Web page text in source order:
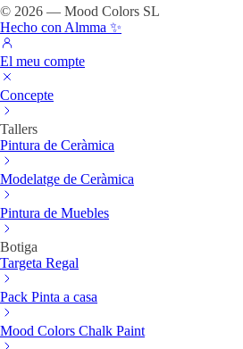
© 2026 — Mood Colors SL
Hecho con Almma ✨
El meu compte
Concepte
Tallers
Pintura de Ceràmica
Modelatge de Ceràmica
Pintura de Muebles
Botiga
Targeta Regal
Pack Pinta a casa
Mood Colors Chalk Paint